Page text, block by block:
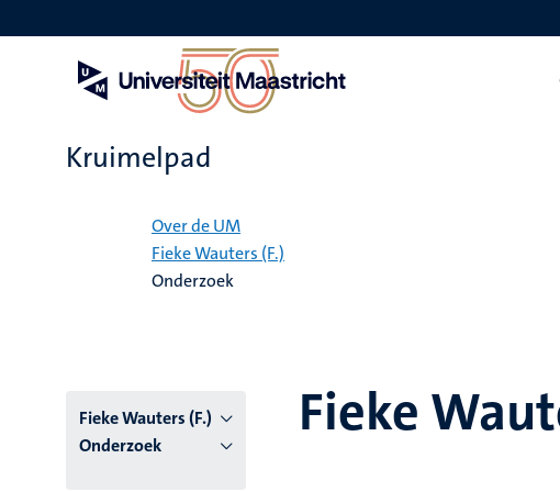
en
Kruimelpad
Over de UM
Fieke Wauters (F.)
Onderzoek
Fieke Wauters (F.)
Onderzoek
Fieke